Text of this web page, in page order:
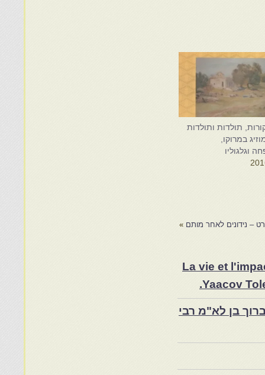
תולדות ותולדות
במרוקו,
וגלגוליו
– נידונים לאחר מותם »
La vie et
Yaacov
בן לא"מ רבי